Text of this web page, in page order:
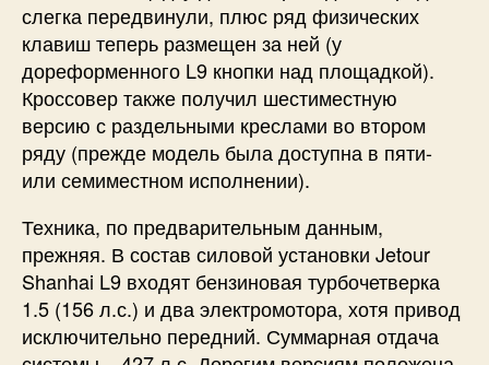
слегка передвинули, плюс ряд физических
клавиш теперь размещен за ней (у
дореформенного L9 кнопки над площадкой).
Кроссовер также получил шестиместную
версию с раздельными креслами во втором
ряду (прежде модель была доступна в пяти-
или семиместном исполнении).
Техника, по предварительным данным,
прежняя. В состав силовой установки Jetour
Shanhai L9 входят бензиновая турбочетверка
1.5 (156 л.с.) и два электромотора, хотя привод
исключительно передний. Суммарная отдача